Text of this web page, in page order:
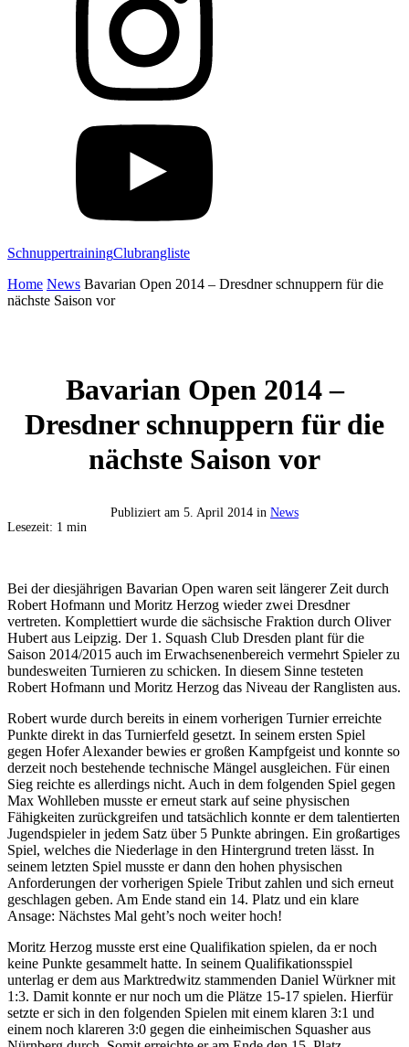
SchnuppertrainingClubrangliste
Home News Bavarian Open 2014 – Dresdner schnuppern für die
nächste Saison vor
Bavarian Open 2014 –
Dresdner schnuppern für die
nächste Saison vor
Publiziert am 5. April 2014 in News
Lesezeit: 1 min
Bei der diesjährigen Bavarian Open waren seit längerer Zeit durch
Robert Hofmann und Moritz Herzog wieder zwei Dresdner
vertreten. Komplettiert wurde die sächsische Fraktion durch Oliver
Hubert aus Leipzig. Der 1. Squash Club Dresden plant für die
Saison 2014/2015 auch im Erwachsenenbereich vermehrt Spieler zu
bundesweiten Turnieren zu schicken. In diesem Sinne testeten
Robert Hofmann und Moritz Herzog das Niveau der Ranglisten aus.
Robert wurde durch bereits in einem vorherigen Turnier erreichte
Punkte direkt in das Turnierfeld gesetzt. In seinem ersten Spiel
gegen Hofer Alexander bewies er großen Kampfgeist und konnte so
derzeit noch bestehende technische Mängel ausgleichen. Für einen
Sieg reichte es allerdings nicht. Auch in dem folgenden Spiel gegen
Max Wohlleben musste er erneut stark auf seine physischen
Fähigkeiten zurückgreifen und tatsächlich konnte er dem talentierten
Jugendspieler in jedem Satz über 5 Punkte abringen. Ein großartiges
Spiel, welches die Niederlage in den Hintergrund treten lässt. In
seinem letzten Spiel musste er dann den hohen physischen
Anforderungen der vorherigen Spiele Tribut zahlen und sich erneut
geschlagen geben. Am Ende stand ein 14. Platz und ein klare
Ansage: Nächstes Mal geht’s noch weiter hoch!
Moritz Herzog musste erst eine Qualifikation spielen, da er noch
keine Punkte gesammelt hatte. In seinem Qualifikationsspiel
unterlag er dem aus Marktredwitz stammenden Daniel Würkner mit
1:3. Damit konnte er nur noch um die Plätze 15-17 spielen. Hierfür
setzte er sich in den folgenden Spielen mit einem klaren 3:1 und
einem noch klareren 3:0 gegen die einheimischen Squasher aus